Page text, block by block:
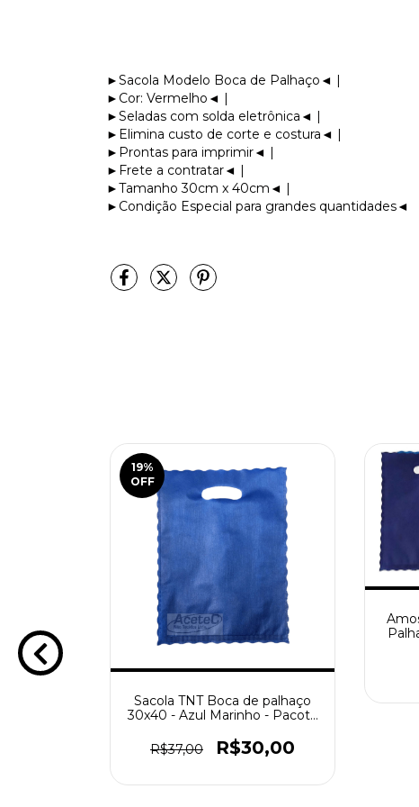
►Sacola Modelo Boca de Palhaço◄ |
►Cor: Vermelho◄ |
►Seladas com solda eletrônica◄ |
►Elimina custo de corte e costura◄ |
►Prontas para imprimir◄ |
►Frete a contratar◄ |
►Tamanho 30cm x 40cm◄ |
►Condição Especial para grandes quantidades◄
19%
OFF
Sacola TNT Boca de palhaço
30x40 - Azul Marinho - Pacote
R$37,00
R$30,00